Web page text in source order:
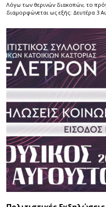
Λόγω των θερινών διακοπών, το
διαμορφώνεται ως εξής: Δευτέρα 3